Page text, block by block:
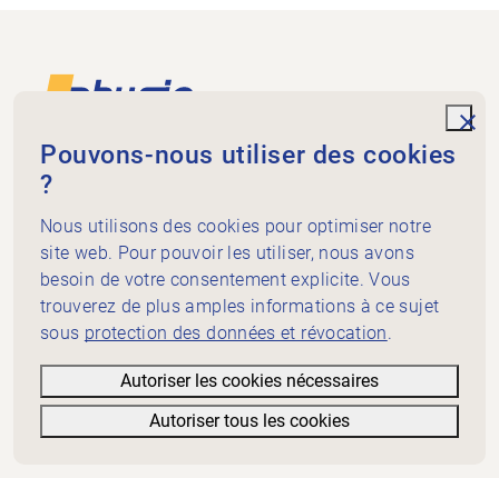
Footer
Physiogenève
Case postale 5278
1211 Genève 3
+41 58 715 32 20
info@physiogeneve.ch
Médias sociaux
Mission physiothérapie
Bon de physiothérapie
Pouvons-nous utiliser des cookies
?
Nous utilisons des cookies pour optimiser notre
site web. Pour pouvoir les utiliser, nous avons
besoin de votre consentement explicite. Vous
trouverez de plus amples informations à ce sujet
sous protection des données et révocation.
Autoriser les cookies nécessaires
Autoriser tous les cookies